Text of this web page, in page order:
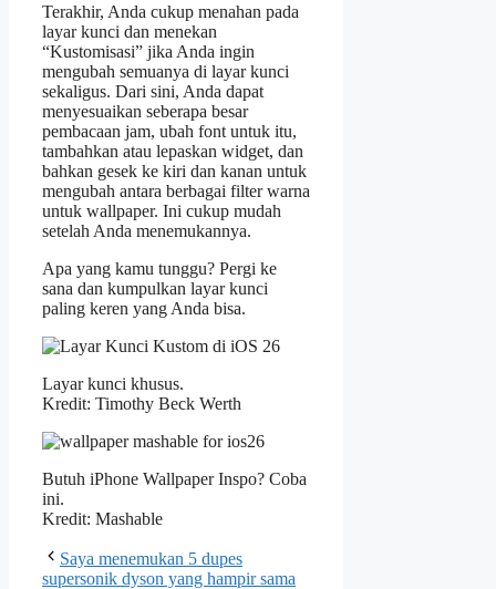
Terakhir, Anda cukup menahan pada
layar kunci dan menekan
“Kustomisasi” jika Anda ingin
mengubah semuanya di layar kunci
sekaligus. Dari sini, Anda dapat
menyesuaikan seberapa besar
pembacaan jam, ubah font untuk itu,
tambahkan atau lepaskan widget, dan
bahkan gesek ke kiri dan kanan untuk
mengubah antara berbagai filter warna
untuk wallpaper. Ini cukup mudah
setelah Anda menemukannya.
Apa yang kamu tunggu? Pergi ke
sana dan kumpulkan layar kunci
paling keren yang Anda bisa.
Layar kunci khusus.
Kredit: Timothy Beck Werth
Butuh iPhone Wallpaper Inspo? Coba
ini.
Kredit: Mashable
Saya menemukan 5 dupes
supersonik dyson yang hampir sama